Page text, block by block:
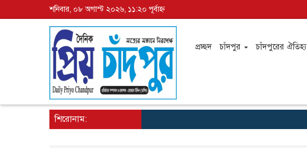
শনিবার, ০৮ অগাস্ট ২০২৬, ১১:২০ পূর্বাহ্ন
প্রচ্ছদ চাঁদপুর চাঁদপুরের ঐতিহ্য
শিরোনাম: